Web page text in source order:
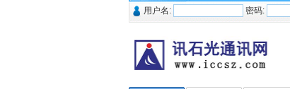
用户名: 密码: